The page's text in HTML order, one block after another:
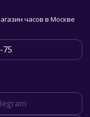
часов в Москве
75